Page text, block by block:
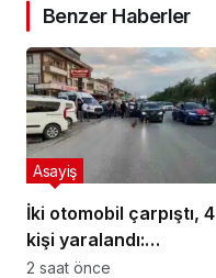
Benzer Haberler
İki otomobil çarpıştı, 4
kişi yaralandı:
Motosikletli çift
Asayiş
2 saat önce